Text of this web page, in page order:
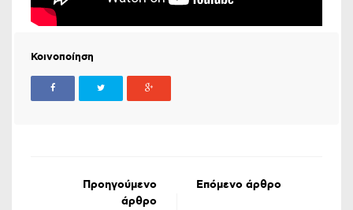
Κοινοποίηση
Προηγούμενο
άρθρο
Επόμενο άρθρο